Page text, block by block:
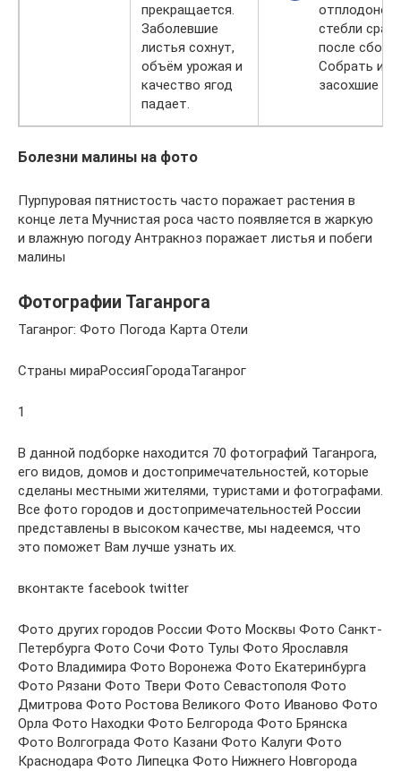
прекращается.
Заболевшие
листья сохнут,
объём урожая и
качество ягод
падает.
стебли сразу
после сбора
Собрать и
засохшие
Болезни малины на фото
Пурпуровая пятнистость часто поражает растения в
конце лета Мучнистая роса часто появляется в жаркую
и влажную погоду Антракноз поражает листья и побеги
малины
Фотографии Таганрога
Таганрог: Фото Погода Карта Отели
Страны мираРоссияГородаТаганрог
1
В данной подборке находится 70 фотографий Таганрога,
его видов, домов и достопримечательностей, которые
сделаны местными жителями, туристами и фотографами.
Все фото городов и достопримечательностей России
представлены в высоком качестве, мы надеемся, что
это поможет Вам лучше узнать их.
вконтакте facebook twitter
Фото других городов России Фото Москвы Фото Санкт-
Петербурга Фото Сочи Фото Тулы Фото Ярославля
Фото Владимира Фото Воронежа Фото Екатеринбурга
Фото Рязани Фото Твери Фото Севастополя Фото
Дмитрова Фото Ростова Великого Фото Иваново Фото
Орла Фото Находки Фото Белгорода Фото Брянска
Фото Волгограда Фото Казани Фото Калуги Фото
Краснодара Фото Липецка Фото Нижнего Новгорода